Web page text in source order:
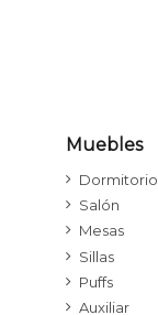
Muebles
Dormitorio
Salón
Mesas
Sillas
Puffs
Auxiliar